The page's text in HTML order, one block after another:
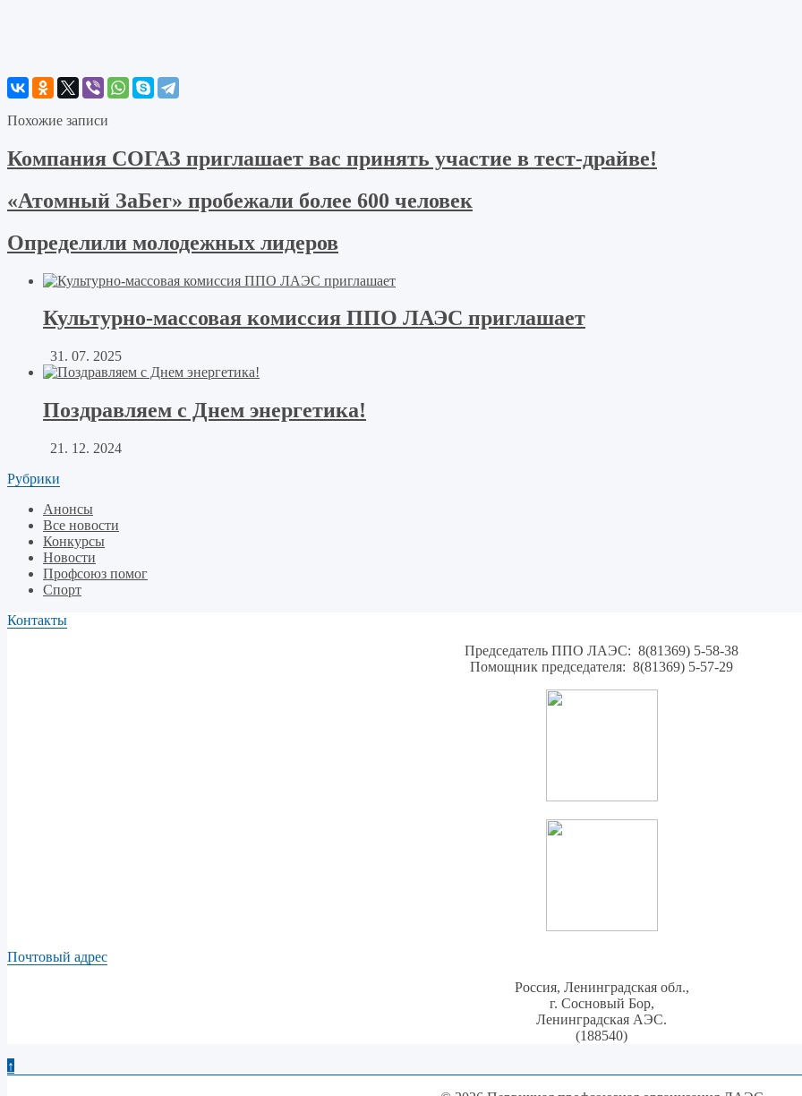
Похожие записи
Компания СОГАЗ приглашает вас принять участие в тест-драйве!
«Атомный ЗаБег» пробежали более 600 человек
Определили молодежных лидеров
Культурно-массовая комиссия ППО ЛАЭС приглашает
31. 07. 2025
Поздравляем с Днем энергетика!
21. 12. 2024
Рубрики
Анонсы
Все новости
Конкурсы
Новости
Профсоюз помог
Спорт
Контакты
Председатель ППО ЛАЭС: 8(81369) 5-58-38
Помощник председателя: 8(81369) 5-57-29
Почтовый адрес
Россия, Ленинградская обл.,
г. Сосновый Бор,
Ленинградская АЭС.
(188540)
↑